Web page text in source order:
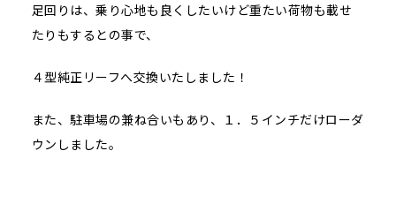
足回りは、乗り心地も良くしたいけど重たい荷物も載せ
たりもするとの事で、
４型純正リーフへ交換いたしました！
また、駐車場の兼ね合いもあり、１．５インチだけローダ
ウンしました。